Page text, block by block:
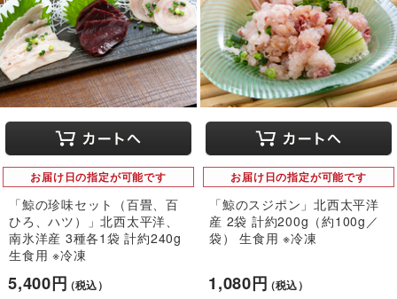
お届け日の指定が可能です
「鯨の珍味セット（百畳、百
ひろ、ハツ）」北西太平洋、
南氷洋産 3種各1袋 計約240g
生食用 ※冷凍
5,400円（税込）
お届け日の指定が可能です
「鯨のスジポン」北西太平洋
産 2袋 計約200g（約100g／
袋） 生食用 ※冷凍
1,080円（税込）